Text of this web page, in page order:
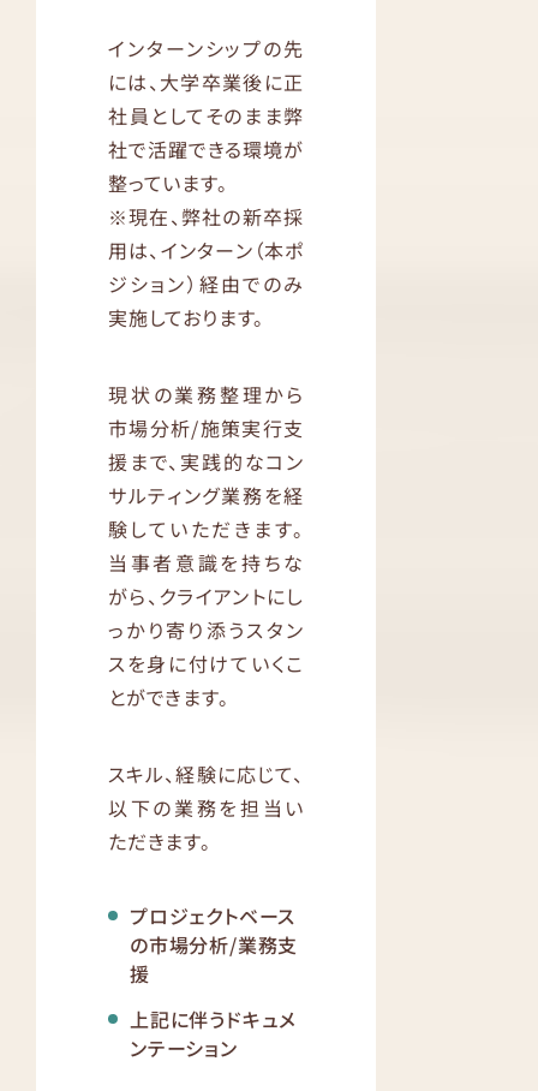
インターンシップの先
には、大学卒業後に正
社員としてそのまま弊
社で活躍できる環境が
整っています。
※現在、弊社の新卒採
用は、インターン（本ポ
ジション）経由でのみ
実施しております。
現状の業務整理から
市場分析/施策実行支
援まで、実践的なコン
サルティング業務を経
験していただきます。
当事者意識を持ちな
がら、クライアントにし
っかり寄り添うスタン
スを身に付けていくこ
とができます。
スキル、経験に応じて、
以下の業務を担当い
ただきます。
プロジェクトベース
の市場分析/業務支
援
上記に伴うドキュメ
ンテーション